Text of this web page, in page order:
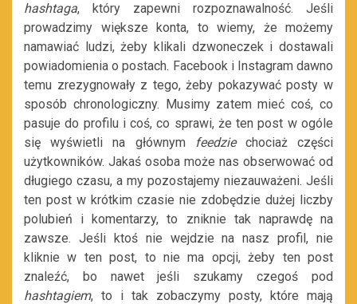
hashtaga, który zapewni rozpoznawalność. Jeśli
prowadzimy większe konta, to wiemy, że możemy
namawiać ludzi, żeby klikali dzwoneczek i dostawali
powiadomienia o postach. Facebook i Instagram dawno
temu zrezygnowały z tego, żeby pokazywać posty w
sposób chronologiczny. Musimy zatem mieć coś, co
pasuje do profilu i coś, co sprawi, że ten post w ogóle
się wyświetli na głównym
feedziechociaż części
użytkowników. Jakaś osoba może nas obserwować od
długiego czasu, a my pozostajemy niezauważeni. Jeśli
ten post w krótkim czasie nie zdobędzie dużej liczby
polubień i komentarzy, to zniknie tak naprawdę na
zawsze. Jeśli ktoś nie wejdzie na nasz profil, nie
kliknie w ten post, to nie ma opcji, żeby ten post
znaleźć, bo nawet jeśli szukamy czegoś pod
hashtagiem, to i tak zobaczymy posty, które mają